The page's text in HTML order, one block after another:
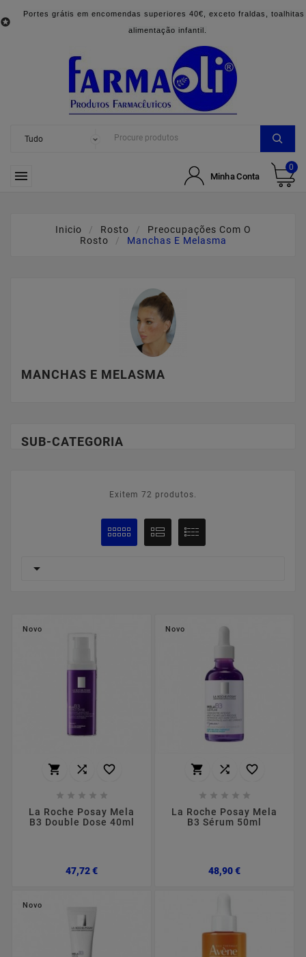

Portes grátis em encomendas superiores 40€, exceto fraldas, toalhitas
alimentação infantil.
 Minha Conta
0
Inicio Rosto
Preocupações Com O
Rosto
Manchas E Melasma
MANCHAS E MELASMA
SUB-CATEGORIA
Exitem 72 produtos.

Novo
  
    
La Roche Posay Mela
B3 Double Dose 40ml
47,72 €Preço
Novo
  
    
La Roche Posay Mela
B3 Sérum 50ml
48,90 €Preço
Novo